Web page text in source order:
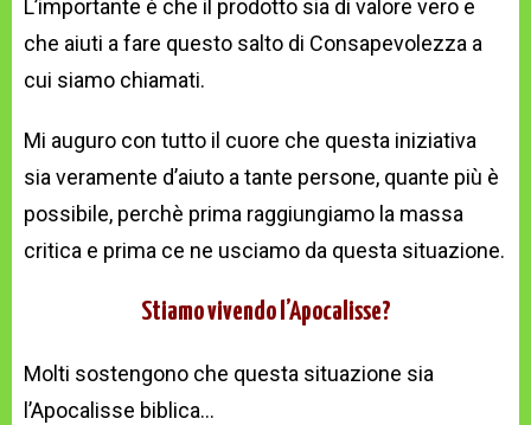
L’importante è che il prodotto sia di valore vero e
che aiuti a fare questo salto di Consapevolezza a
cui siamo chiamati.
Mi auguro con tutto il cuore che questa iniziativa
sia veramente d’aiuto a tante persone, quante più è
possibile, perchè prima raggiungiamo la massa
critica e prima ce ne usciamo da questa situazione.
Stiamo vivendo l’Apocalisse?
Molti sostengono che questa situazione sia
l’Apocalisse biblica…